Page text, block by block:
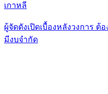
เกาหลี
ผู้จัดดังเปิดเบื้องหลังวงการ ต้
มีงบจำกัด